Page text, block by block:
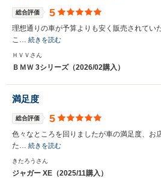
総合評価 5
理想通りの車が予算よりも安く販売されてい
こ… 続きを読む
ＨＶＶさん
ＢＭＷ 3シリーズ（2026/02購入）
満足度
総合評価 5
色々なところを回りましたが車の満足度、お
た… 続きを読む
きたろうさん
ジャガー XE（2025/11購入）